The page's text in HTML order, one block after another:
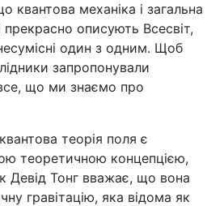
квантова механіка і загальна
прекрасно описують Всесвіт,
один з одним. Щоб
запропонували
що ми знаємо про
теорія поля є
теоретичною концепцією,
Девід Тонг вважає, що вона
гравітацію, яка відома як